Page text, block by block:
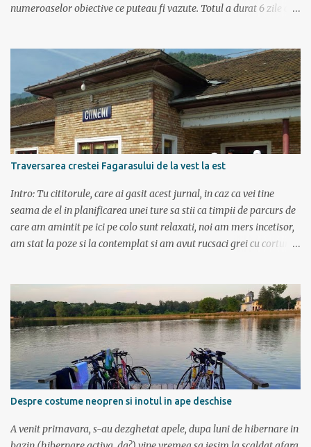
numeroaselor obiective ce puteau fi vazute. Totul a durat 6 zile ca
plecam decat cu masina dacilor, ce-i drept restilizata si
imbunatatita, denumita acum Dacia Logan. Ne-am inarmat cu 3-4
harti si cu un plan bine documentat de vreo 15 pagini (cine il vrea
sa ridice mana sus). Am inghesuit cu greu rucsacii, corturile, sacii
de dormit si mancarea in masina.
Traversarea crestei Fagarasului de la vest la est
Intro: Tu cititorule, care ai gasit acest jurnal, in caz ca vei tine
seama de el in planificarea unei ture sa stii ca timpii de parcurs de
care am amintit pe ici pe colo sunt relaxati, noi am mers incetisor,
am stat la poze si la contemplat si am avut rucsaci grei cu corturi si
cuvenea ceva tare la munte, la altitudine, la aer curat. Si unde se
putea mai sus decat in Muntii Fagaras , cea mai lunga creasta
montana din Romania si cu cele mai inalte trei varfuri:
Moldoveanu, Negoiu si Vistea Mare. Am planuit sa parcurgem
toata creasta in 5 zile, de la vest la est. In total 70 de km. De la
orele de geografie din scoala ne aminteam ca grupa Muntilor
Fagaras se intinde intre Turnu Rosu (pe Valea Oltului) si culoarul
Rucar-Bran. Asa ca marti de dimineata autocarul ne lasa la
Cîineni, de unde luam trenul pret de jumatate de ora pana in
localitatea Turnu Ro...
Despre costume neopren si inotul in ape deschise
A venit primavara, s-au dezghetat apele, dupa luni de hibernare in